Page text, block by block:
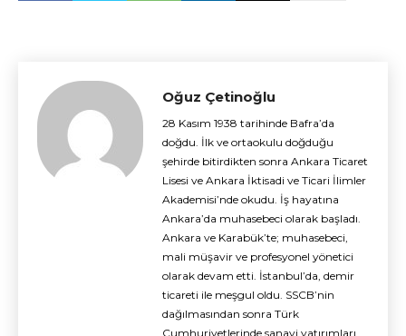
Oğuz Çetinoğlu
28 Kasım 1938 tarihinde Bafra’da
doğdu. İlk ve ortaokulu doğduğu
şehirde bitirdikten sonra Ankara Ticaret
Lisesi ve Ankara İktisadi ve Ticari İlimler
Akademisi’nde okudu. İş hayatına
Ankara’da muhasebeci olarak başladı.
Ankara ve Karabük’te; muhasebeci,
mali müşavir ve profesyonel yönetici
olarak devam etti. İstanbul’da, demir
ticareti ile meşgul oldu. SSCB’nin
dağılmasından sonra Türk
Cumhuriyetlerinde sanayi yatırımları